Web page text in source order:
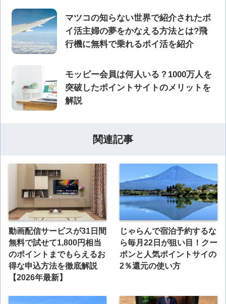
マツコの知らない世界で紹介されたポ
イ活主婦の夢をかなえる方法とは?飛
行機に無料で乗れるポイ活を紹介
モッピー会員は何人いる？1000万人を
突破したポイントサイトのメリットを
解説
関連記事
動画配信サービスが31日間
無料で試せて1,800円相当
のポイントまでもらえるお
得な申込方法を徹底解説
【2026年最新】
じゃらんで宿泊予約するな
ら毎月22日が狙い目！クー
ポンと人気ポイントサイの
2％還元の使い方